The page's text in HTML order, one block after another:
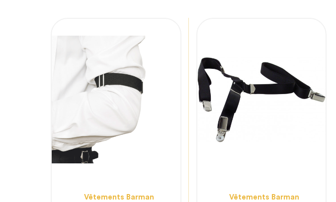
Vêtements Barman Vêtements Barman